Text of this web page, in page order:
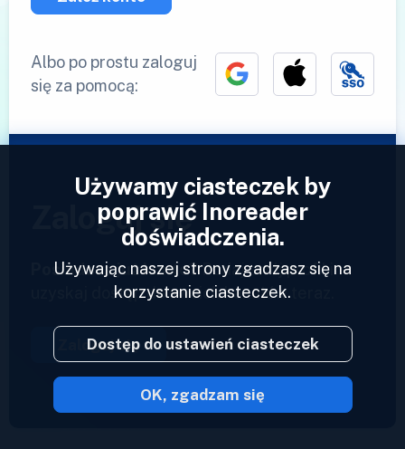
Albo po prostu zaloguj
się za pomocą:
Zaloguj się
Posiadasz już konto?Podaj swój profil i
uzyskaj dostęp do swoich kanałów teraz.
Zaloguj się
2023 © Inoreader
Używamy ciasteczek by
poprawić Inoreader
doświadczenia.
Używając naszej strony zgadzasz się na
korzystanie ciasteczek.
Dostęp do ustawień ciasteczek
OK, zgadzam się